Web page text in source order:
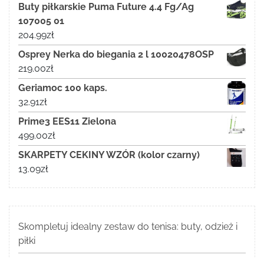
Buty piłkarskie Puma Future 4.4 Fg/Ag
107005 01
204.99zł
Osprey Nerka do biegania 2 l 10020478OSP
219.00zł
Geriamoc 100 kaps.
32.91zł
Prime3 EES11 Zielona
499.00zł
SKARPETY CEKINY WZÓR (kolor czarny)
13.09zł
Skompletuj idealny zestaw do tenisa: buty, odzież i
piłki